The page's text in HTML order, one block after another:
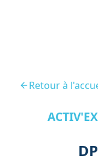
Retour à